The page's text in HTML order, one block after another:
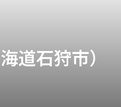
道石狩市）